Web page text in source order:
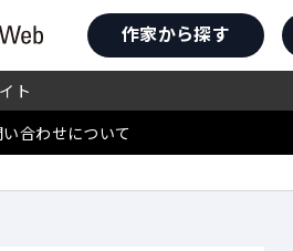
作家から探す
ト
合わせについて